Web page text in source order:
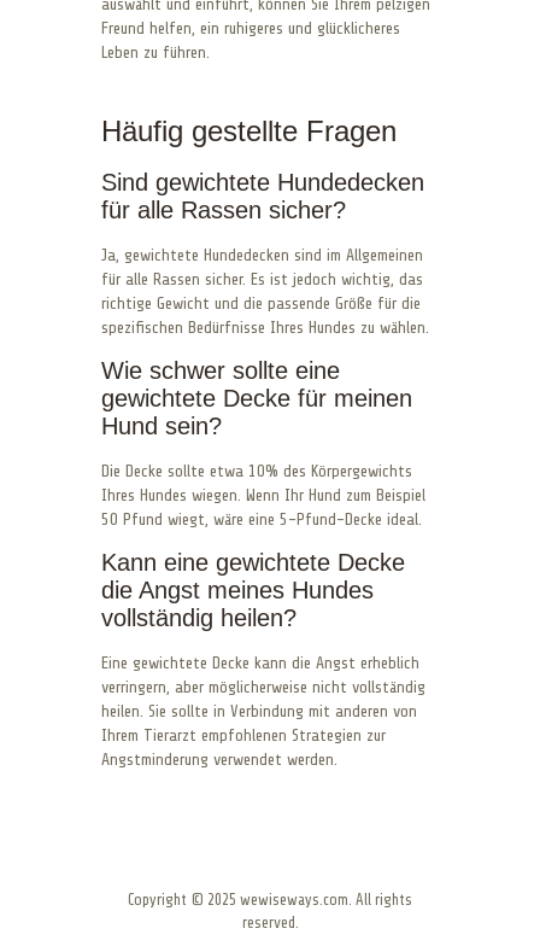
auswählt und einführt, können Sie Ihrem pelzigen
Freund helfen, ein ruhigeres und glücklicheres
Leben zu führen.
Häufig gestellte Fragen
Sind gewichtete Hundedecken
für alle Rassen sicher?
Ja, gewichtete Hundedecken sind im Allgemeinen
für alle Rassen sicher. Es ist jedoch wichtig, das
richtige Gewicht und die passende Größe für die
spezifischen Bedürfnisse Ihres Hundes zu wählen.
Wie schwer sollte eine
gewichtete Decke für meinen
Hund sein?
Die Decke sollte etwa 10% des Körpergewichts
Ihres Hundes wiegen. Wenn Ihr Hund zum Beispiel
50 Pfund wiegt, wäre eine 5-Pfund-Decke ideal.
Kann eine gewichtete Decke
die Angst meines Hundes
vollständig heilen?
Eine gewichtete Decke kann die Angst erheblich
verringern, aber möglicherweise nicht vollständig
heilen. Sie sollte in Verbindung mit anderen von
Ihrem Tierarzt empfohlenen Strategien zur
Angstminderung verwendet werden.
Copyright © 2025 wewiseways.com. All rights
reserved.